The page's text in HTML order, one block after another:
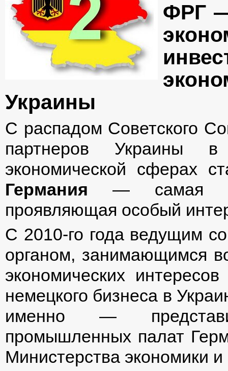
ФРГ —
Украины
С распадом Советского
партнеров Украины в
экономической сферах
Германия — самая
проявляющая особый
С 2010-го года ведущим
органом, занимающимся
экономических
немецкого бизнеса в
именно —
промышленных палат
Министерства экономики и